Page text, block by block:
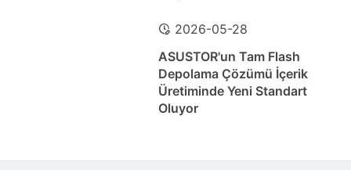
2026-05-28
ASUSTOR'un Tam Flash
Depolama Çözümü İçerik
Üretiminde Yeni Standart
Oluyor